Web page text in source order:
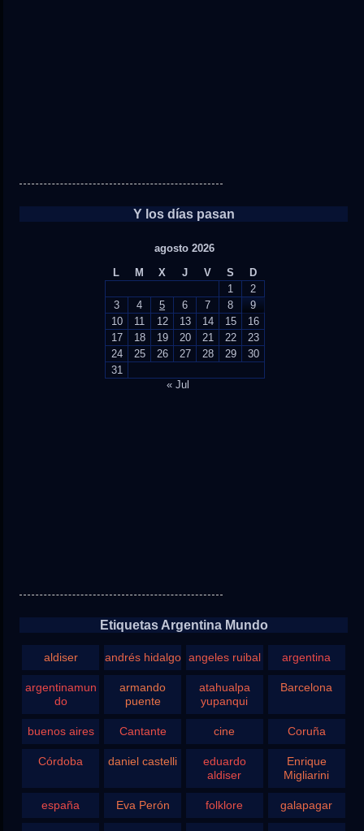
Y los días pasan
agosto 2026
L
M X J V S
D
1
2
3
4 5 6 7 8
9
10
11 12 13 14 15
16
17
18 19 20 21 22
23
24
25 26 27 28 29
30
31
« Jul
Etiquetas Argentina Mundo
aldiser andrés hidalgo angeles ruibal argentina
argentinamun
do
armando
puente
atahualpa
yupanqui
Barcelona
buenos aires Cantante cine Coruña
Córdoba daniel castelli
eduardo
aldiser
Enrique
Migliarini
españa Eva Perón folklore galapagar